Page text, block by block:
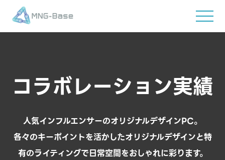
コラボレーション実績
人気インフルエンサーのオリジナルデザインPC。
各々のキーポイントを活かしたオリジナルデザインと特
有のライティングで日常空間をおしゃれに彩ります。